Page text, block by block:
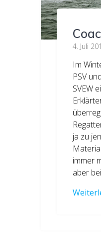
4. Juli
Im
PSV
SVEW
ja zu
immer
aber